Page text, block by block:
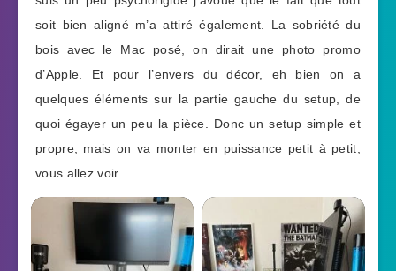
soit bien aligné m’a attiré également. La sobriété du
bois avec le Mac posé, on dirait une photo promo
d’Apple. Et pour l’envers du décor, eh bien on a
quelques éléments sur la partie gauche du setup, de
quoi égayer un peu la pièce. Donc un setup simple et
propre, mais on va monter en puissance petit à petit,
vous allez voir.